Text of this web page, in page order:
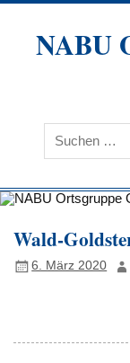
Zum
springenNABU
Wald-
6. März 2020